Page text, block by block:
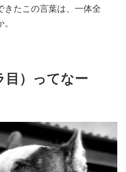
きたこの言葉は、一体全
目）ってなー